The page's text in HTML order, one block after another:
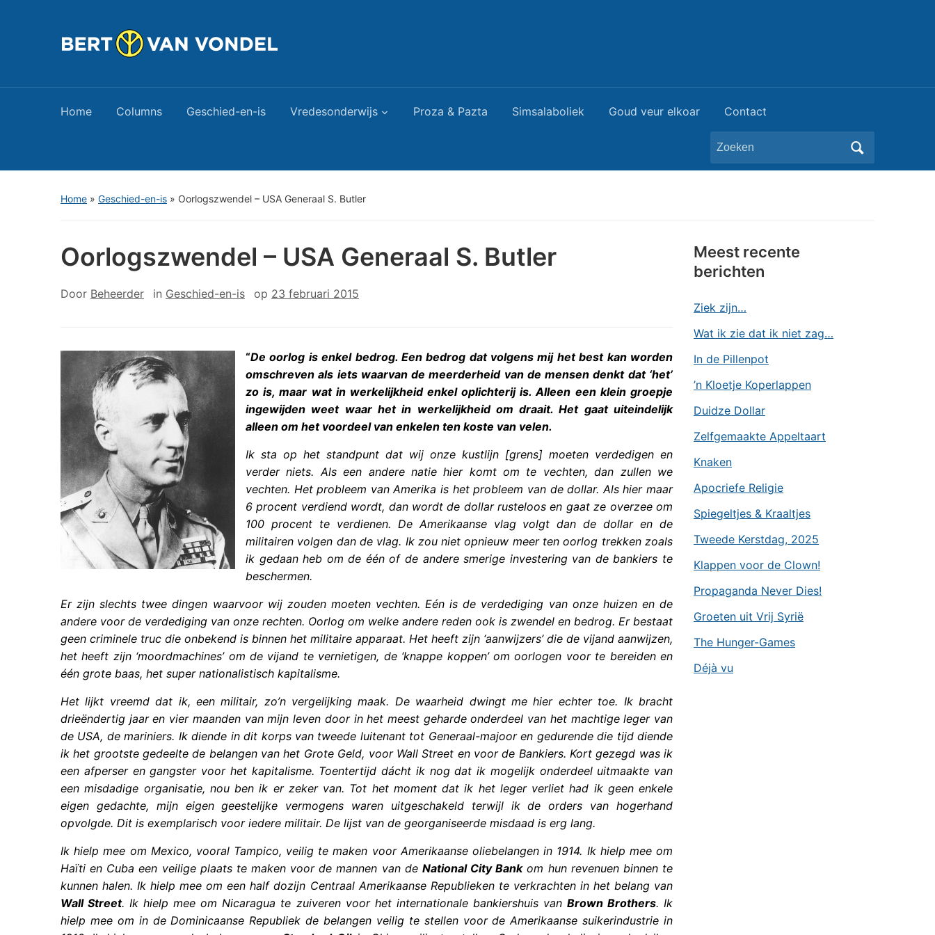
Home Columns Geschied-en-is Vredesonderwijs Proza & Pazta Simsalaboliek Goud veur elkoar Contact
Zoeken
naar:
Home » Geschied-en-is » Oorlogszwendel – USA Generaal S. Butler
Oorlogszwendel – USA Generaal S. Butler
Door Beheerder in Geschied-en-is op 23 februari 2015
“De oorlog is enkel bedrog. Een bedrog dat volgens mij het best kan worden
omschreven als iets waarvan de meerderheid van de mensen denkt dat ‘het’
zo is, maar wat in werkelijkheid enkel oplichterij is. Alleen een klein groepje
ingewijden weet waar het in werkelijkheid om draait. Het gaat uiteindelijk
alleen om het voordeel van enkelen ten koste van velen.
Ik sta op het standpunt dat wij onze kustlijn [grens] moeten verdedigen en
verder niets. Als een andere natie hier komt om te vechten, dan zullen we
vechten. Het probleem van Amerika is het probleem van de dollar. Als hier maar
6 procent verdiend wordt, dan wordt de dollar rusteloos en gaat ze overzee om
100 procent te verdienen. De Amerikaanse vlag volgt dan de dollar en de
militairen volgen dan de vlag. Ik zou niet opnieuw meer ten oorlog trekken zoals
ik gedaan heb om de één of de andere smerige investering van de bankiers te
beschermen.
Er zijn slechts twee dingen waarvoor wij zouden moeten vechten. Eén is de verdediging van onze huizen en de
andere voor de verdediging van onze rechten. Oorlog om welke andere reden ook is zwendel en bedrog. Er bestaat
geen criminele truc die onbekend is binnen het militaire apparaat. Het heeft zijn ‘aanwijzers’ die de vijand aanwijzen,
het heeft zijn ‘moordmachines’ om de vijand te vernietigen, de ‘knappe koppen’ om oorlogen voor te bereiden en
één grote baas, het super nationalistisch kapitalisme.
Het lijkt vreemd dat ik, een militair, zo’n vergelijking maak. De waarheid dwingt me hier echter toe. Ik bracht
drieëndertig jaar en vier maanden van mijn leven door in het meest geharde onderdeel van het machtige leger van
de USA, de mariniers. Ik diende in dit korps van tweede luitenant tot Generaal-majoor en gedurende die tijd diende
ik het grootste gedeelte de belangen van het Grote Geld, voor Wall Street en voor de Bankiers. Kort gezegd was ik
een afperser en gangster voor het kapitalisme. Toentertijd dácht ik nog dat ik mogelijk onderdeel uitmaakte van
een misdadige organisatie, nou ben ik er zeker van. Tot het moment dat ik het leger verliet had ik geen enkele
eigen gedachte, mijn eigen geestelijke vermogens waren uitgeschakeld terwijl ik de orders van hogerhand
opvolgde. Dit is exemplarisch voor iedere militair. De lijst van de georganiseerde misdaad is erg lang.
Ik hielp mee om Mexico, vooral Tampico, veilig te maken voor Amerikaanse oliebelangen in 1914. Ik hielp mee om
Haïti en Cuba een veilige plaats te maken voor de mannen van de National City Bankom hun revenuen binnen te
kunnen halen. Ik hielp mee om een half dozijn Centraal Amerikaanse Republieken te verkrachten in het belang van
Wall Street. Ik hielp mee om Nicaragua te zuiveren voor het internationale bankiershuis van Brown Brothers. Ik
hielp mee om in de Dominicaanse Republiek de belangen veilig te stellen voor de Amerikaanse suikerindustrie in
Meest recente
berichten
Ziek zijn…
Wat ik zie dat ik niet zag…
In de Pillenpot
’n Kloetje Koperlappen
Duidze Dollar
Zelfgemaakte Appeltaart
Knaken
Apocriefe Religie
Spiegeltjes & Kraaltjes
Tweede Kerstdag, 2025
Klappen voor de Clown!
Propaganda Never Dies!
Groeten uit Vrij Syrië
The Hunger-Games
Déjà vu